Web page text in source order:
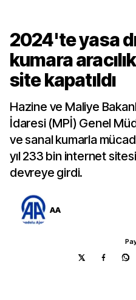
2024'te yasa
kumara
site kapatıldı
Hazine ve Maliye
İdaresi (MPİ) Genel
ve sanal kumarla
yıl 233 bin internet
devreye girdi.
AA